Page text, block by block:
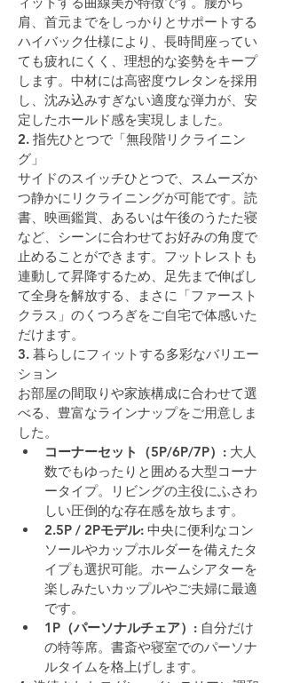
肩、首元までをしっかりとサポートする
ハイバック仕様により、長時間座ってい
ても疲れにくく、理想的な姿勢をキープ
します。中材には高密度ウレタンを採用
し、沈み込みすぎない適度な弾力が、安
定したホールド感を実現しました。
2. 指先ひとつで「無段階リクライニン
グ」
サイドのスイッチひとつで、スムーズか
つ静かにリクライニングが可能です。読
書、映画鑑賞、あるいは午後のうたた寝
など、シーンに合わせてお好みの角度で
止めることができます。フットレストも
連動して昇降するため、足先まで伸ばし
て全身を解放する、まさに「ファースト
クラス」のくつろぎをご自宅で体感いた
だけます。
3. 暮らしにフィットする多彩なバリエー
ション
お部屋の間取りや家族構成に合わせて選
べる、豊富なラインナップをご用意しま
した。
コーナーセット（5P/6P/7P） : 大人
数でもゆったりと囲める大型コーナ
ータイプ。リビングの主役にふさわ
しい圧倒的な存在感を放ちます。
2.5P / 2Pモデル: 中央に便利なコン
ソールやカップホルダーを備えたタ
イプも選択可能。ホームシアターを
楽しみたいカップルやご夫婦に最適
です。
1P（パーソナルチェア） : 自分だけ
の特等席。書斎や寝室でのパーソナ
ルタイムを格上げします。